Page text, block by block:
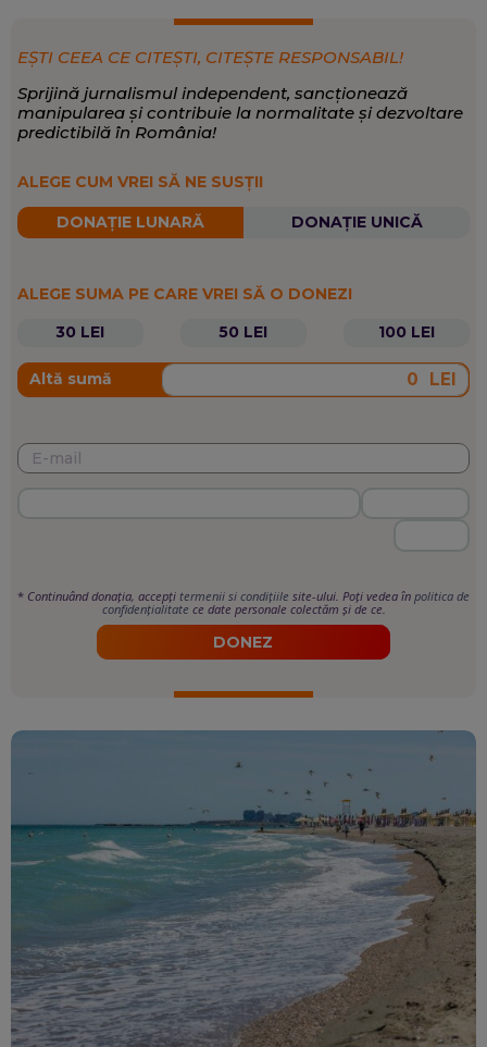
EȘTI CEEA CE CITEȘTI, CITEȘTE RESPONSABIL!
Sprijină jurnalismul independent, sancționează
manipularea și contribuie la normalitate și dezvoltare
predictibilă în România!
ALEGE CUM VREI SĂ NE SUSȚII
DONAȚIE LUNARĂ DONAȚIE UNICĂ
ALEGE SUMA PE CARE VREI SĂ O DONEZI
30 LEI
50 LEI 100 LEI
Altă sumă LEI
* Continuând donația, accepți termenii si condițiile site-ului. Poți vedea în politica de
confidențialitate ce date personale colectăm și de ce.
DONEZ